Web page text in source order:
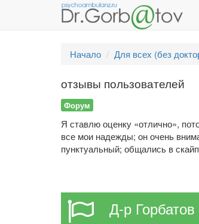
Начало Для всех (без
отзывы пользователей
Форум
Я ставлю оценку «отлично»,
все мои надежды; он очень
пунктуальный; общались в
Д-р